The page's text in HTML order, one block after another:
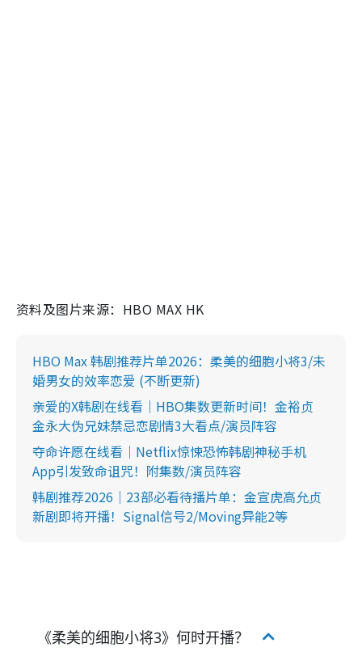
资料及图片来源：HBO MAX HK
HBO Max 韩剧推荐片单2026：柔美的细胞小将3/未
婚男女的效率恋爱 (不断更新)
亲爱的X韩剧在线看｜HBO集数更新时间！金裕贞
金永大伪兄妹禁忌恋剧情3大看点/演员阵容
夺命许愿在线看｜Netflix惊悚恐怖韩剧神秘手机
App引发致命诅咒！附集数/演员阵容
韩剧推荐2026｜23部必看待播片单：金宣虎高允贞
新剧即将开播！Signal信号2/Moving异能2等
《柔美的细胞小将3》何时开播？